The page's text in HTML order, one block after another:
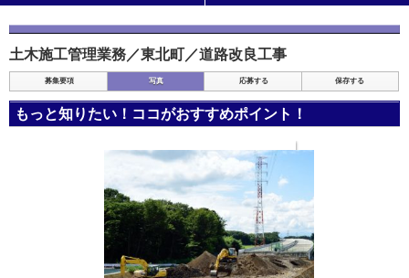
土木施工管理業務／東北町／道路改良工事
募集要項 写真 応募する 保存する
もっと知りたい！ココがおすすめポイント！